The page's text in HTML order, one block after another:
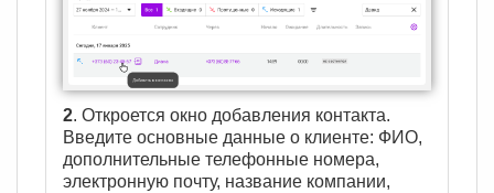
2. Откроется окно добавления контакта.
Введите основные данные о клиенте: ФИО,
дополнительные телефонные номера,
электронную почту, название компании,